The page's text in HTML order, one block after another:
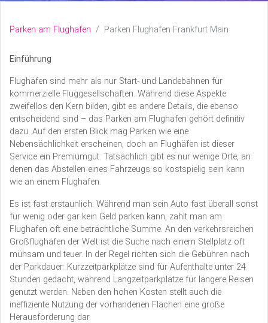
Parken am Flughafen Parken Flughafen Frankfurt Main
Einführung
Flughäfen sind mehr als nur Start- und Landebahnen für
kommerzielle Fluggesellschaften. Während diese Aspekte
zweifellos den Kern bilden, gibt es andere Details, die ebenso
entscheidend sind – das Parken am Flughafen gehört definitiv
dazu. Auf den ersten Blick mag Parken wie eine
Nebensächlichkeit erscheinen, doch an Flughäfen ist dieser
Service ein Premiumgut. Tatsächlich gibt es nur wenige Orte, an
denen das Abstellen eines Fahrzeugs so kostspielig sein kann
wie an einem Flughafen.
Es ist fast erstaunlich: Während man sein Auto fast überall sonst
für wenig oder gar kein Geld parken kann, zahlt man am
Flughafen oft eine beträchtliche Summe. An den verkehrsreichen
Großflughäfen der Welt ist die Suche nach einem Stellplatz oft
mühsam und teuer. In der Regel richten sich die Gebühren nach
der Parkdauer: Kurzzeitparkplätze sind für Aufenthalte unter 24
Stunden gedacht, während Langzeitparkplätze für längere Reisen
genutzt werden. Neben den hohen Kosten stellt auch die
ineffiziente Nutzung der vorhandenen Flächen eine große
Herausforderung dar.